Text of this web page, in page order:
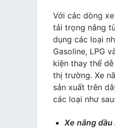
Với các dòng
tải trọng nâng
dụng các loại
Gasoline, LPG
kiện thay thế
thị trường. Xe
sản xuất trên
các loại như
Xe nâng dầu